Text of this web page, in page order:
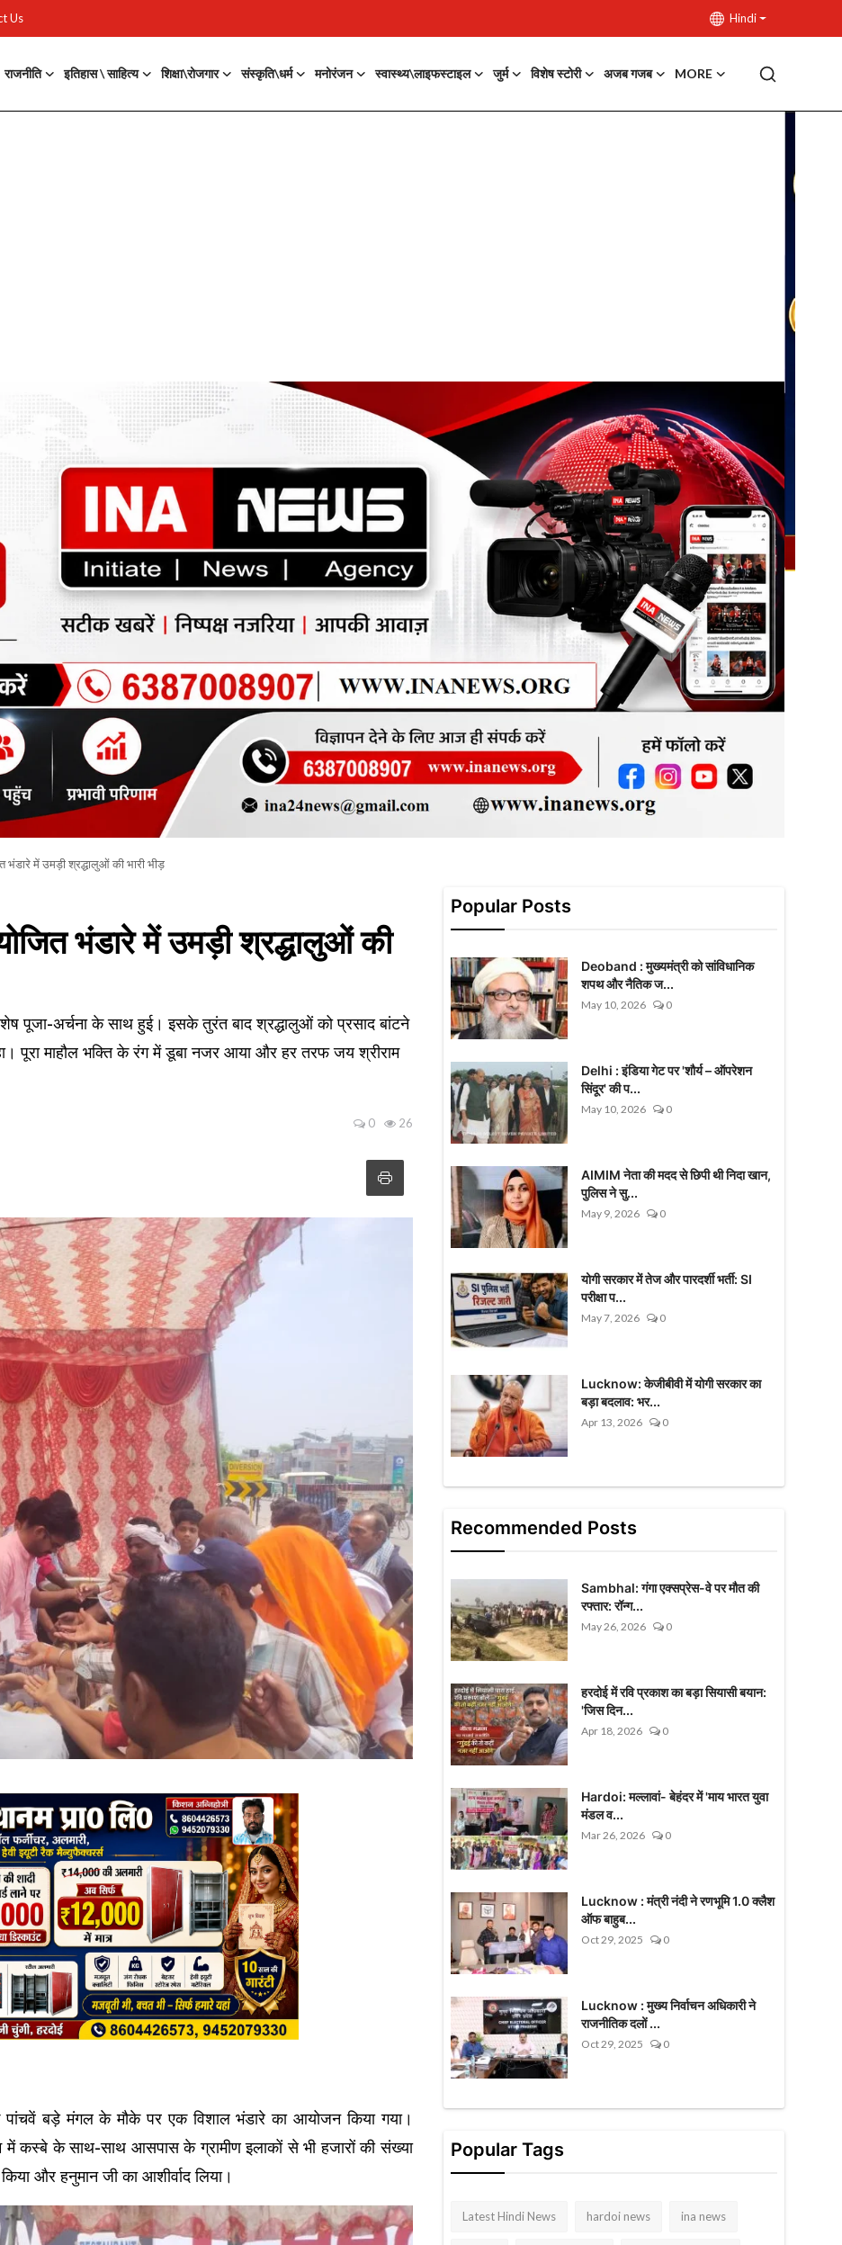
Us Hindi
राजनीति इतिहास \ साहित्य शिक्षा\रोजगार संस्कृति\धर्म मनोरंजन स्वास्थ्य\लाइफस्टाइल जुर्म विशेष स्टोरी अजब गजब MORE
में उमड़ी श्रद्धालुओं की भारी भीड़
भंडारे में उमड़ी श्रद्धालुओं की
पूजा-अर्चना के साथ हुई। इसके तुरंत बाद श्रद्धालुओं को प्रसाद बांटने
पूरा माहौल भक्ति के रंग में डूबा नजर आया और हर तरफ जय श्रीराम
0 26
बड़े मंगल के मौके पर एक विशाल भंडारे का आयोजन किया गया।
में कस्बे के साथ-साथ आसपास के ग्रामीण इलाकों से भी हजारों की संख्या
और हनुमान जी का आशीर्वाद लिया।
Popular Posts
Deoband : मुख्यमंत्री को सांविधानिक
शपथ और नैतिक ज...
May 10, 2026 0
Delhi : इंडिया गेट पर 'शौर्य – ऑपरेशन
सिंदूर' की प...
May 10, 2026 0
AIMIM नेता की मदद से छिपी थी निदा खान,
पुलिस ने सु...
May 9, 2026 0
योगी सरकार में तेज और पारदर्शी भर्ती: SI
परीक्षा प...
May 7, 2026 0
Lucknow: केजीबीवी में योगी सरकार का
बड़ा बदलाव: भर...
Apr 13, 2026 0
Recommended Posts
Sambhal: गंगा एक्सप्रेस-वे पर मौत की
रफ्तार: रॉन्ग...
May 26, 2026 0
हरदोई में रवि प्रकाश का बड़ा सियासी बयान:
'जिस दिन...
Apr 18, 2026 0
Hardoi: मल्लावां- बेहंदर में 'माय भारत युवा
मंडल व...
Mar 26, 2026 0
Lucknow : मंत्री नंदी ने रणभूमि 1.0 क्लैश
ऑफ बाहुब...
Oct 29, 2025 0
Lucknow : मुख्य निर्वाचन अधिकारी ने
राजनीतिक दलों ...
Oct 29, 2025 0
Popular Tags
Latest Hindi News hardoi news ina news